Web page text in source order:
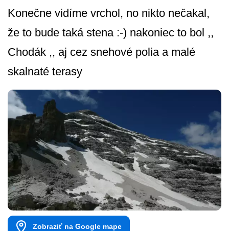
Konečne vidíme vrchol, no nikto nečakal,
že to bude taká stena :-) nakoniec to bol ,,
Chodák ,, aj cez snehové polia a malé
skalnaté terasy
Zobraziť na Google mape